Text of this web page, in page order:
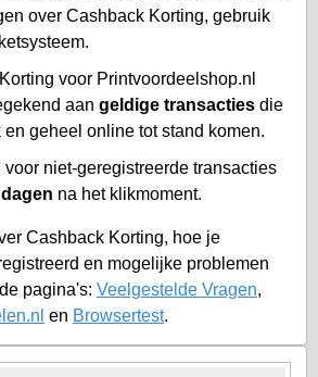
over Cashback Korting, gebruik
voor Printvoordeelshop.nl
aan geldige transacties die
geheel online tot stand komen.
voor niet-geregistreerde transacties
na het klikmoment.
Cashback Korting, hoe je
en mogelijke problemen
pagina's: Veelgestelde Vragen,
en Browsertest.